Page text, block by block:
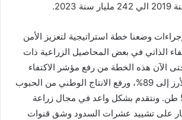
وضعنا خطة استراتيجية لتعزيز الأمن
الذاتي في بعض المحاصيل الزراعية ذات
الآن هذه الخطة من رفع مؤشر الاكتفاء
الذاتي الوطني من الأرز إلى 89%، ورفع الانتاج الوطني من الحبوب
إلى مايناهز542.000 طن. ونتقدم بشكل واعد في مجال زراعة
على تشييد عشرات السدود وشق قنوات